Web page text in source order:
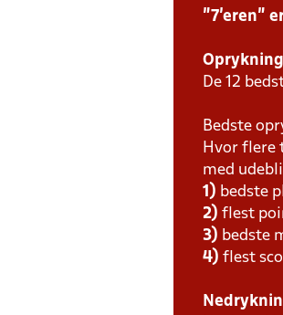
"7'eren"
De 12
Bedste
Hvor flere
med
1) bedste
2) flest
3) bedste
4) flest